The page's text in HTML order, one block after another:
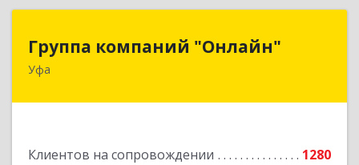
Группа компаний "Онлайн"
Уфа
Клиентов на сопровождении
1280
Группа компаний "Онлайн"
450006, Башкортостан Респ, г.о. город Уфа, Уфа